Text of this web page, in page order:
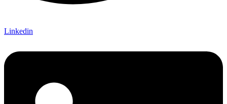
Linkedin